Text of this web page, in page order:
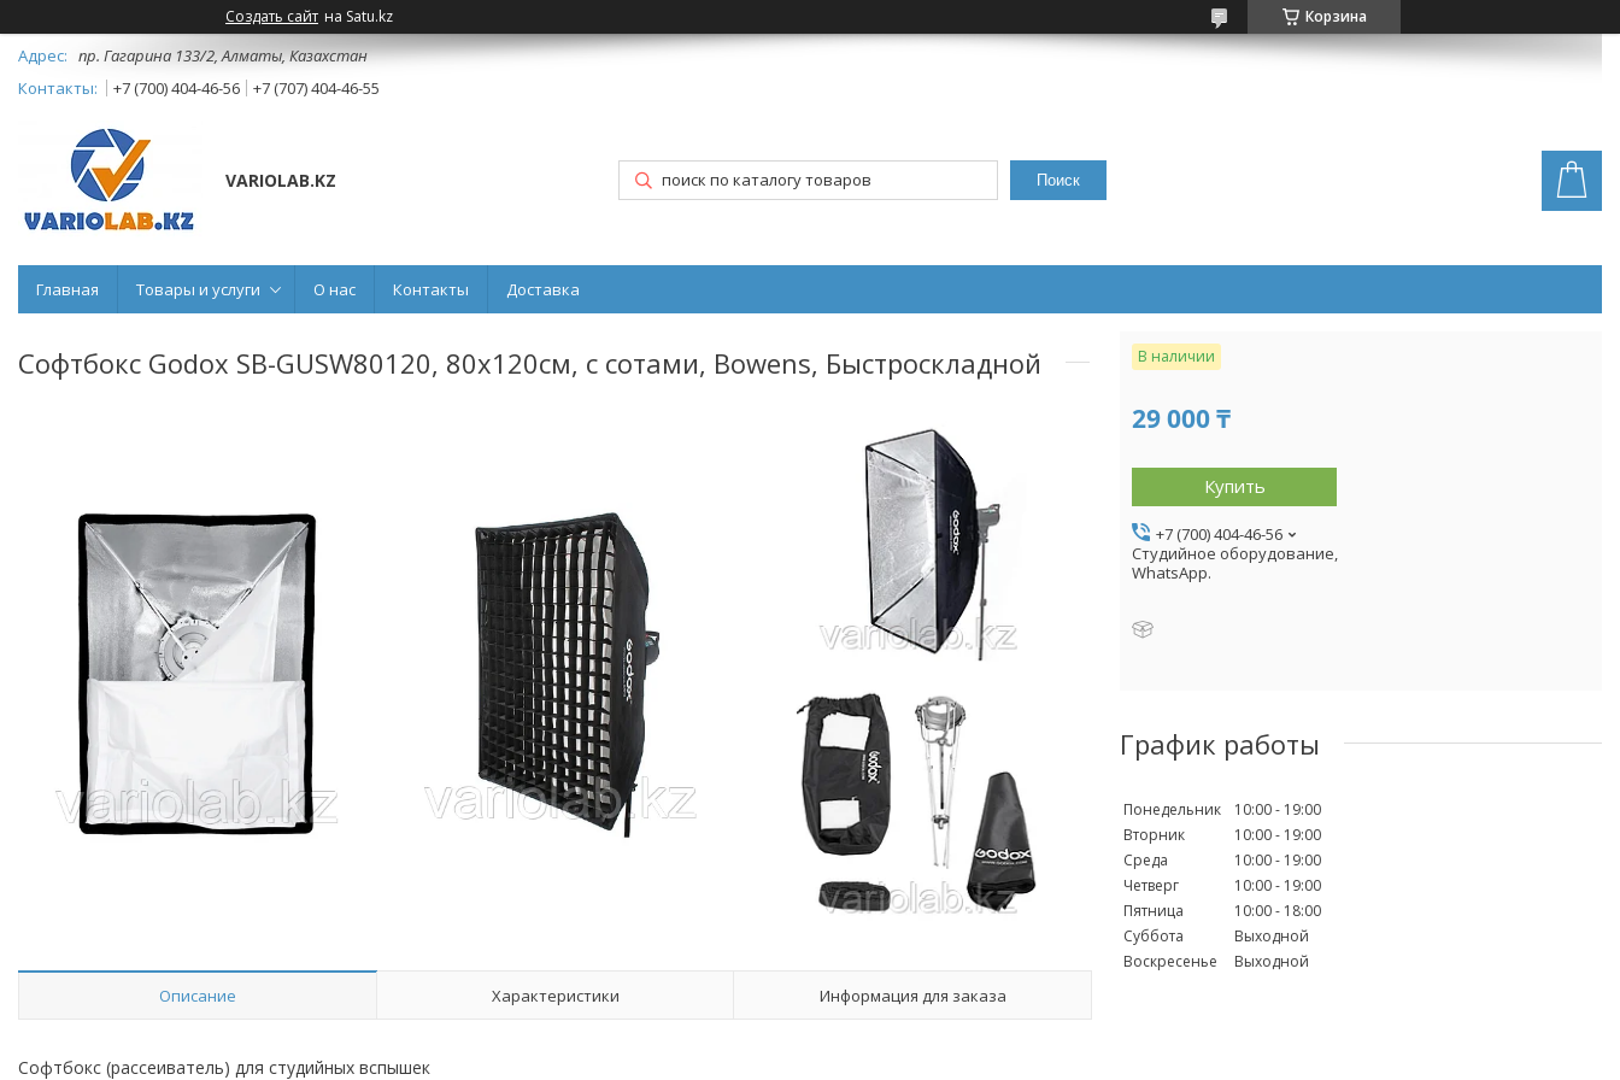
Создать сайт на Satu.kz Корзина
пр. Гагарина 133/2, Алматы, Казахстан
+7 (700) 404-46-56
+7 (707) 404-46-55
VARIOLAB.KZ Поиск
Главная Товары и услуги О нас Контакты Доставка
Софтбокс Godox SB-GUSW80120, 80х120см, с сотами, Bowens, Быстроскладной
Описание Характеристики Информация для заказа
Софтбокс (рассеиватель) для студийных вспышек
В наличии
29 000 ₸
Купить
+7 (700) 404-46-56
Студийное оборудование,
WhatsApp.
График работы
Понедельник 10:00
19:00
Вторник
10:00
19:00
Среда
10:00
19:00
Четверг
10:00
19:00
Пятница
10:00
18:00
Суббота
Выходной
Воскресенье
Выходной